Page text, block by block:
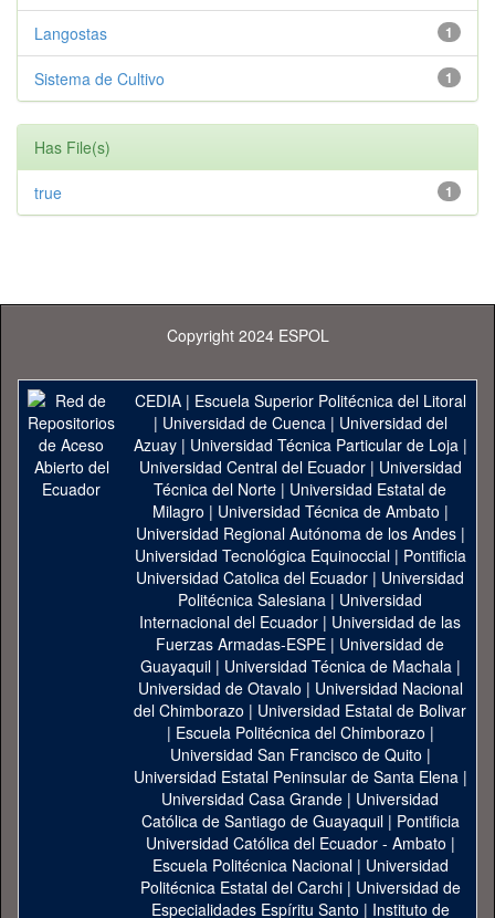
1
Langostas
1
Sistema de Cultivo
Has File(s)
1
true
Copyright 2024 ESPOL
CEDIA| Escuela Superior Politécnica del Litoral
| Universidad de Cuenca| Universidad del
Azuay| Universidad Técnica Particular de Loja|
Universidad Central del Ecuador| Universidad
Técnica del Norte | Universidad Estatal de
Milagro | Universidad Técnica de Ambato |
Universidad Regional Autónoma de los Andes|
Universidad Tecnológica Equinoccial| Pontificia
Universidad Catolica del Ecuador | Universidad
Politécnica Salesiana | Universidad
Internacional del Ecuador | Universidad de las
Fuerzas Armadas-ESPE | Universidad de
Guayaquil| Universidad Técnica de Machala|
Universidad de Otavalo | Universidad Nacional
del Chimborazo | Universidad Estatal de Bolivar
| Escuela Politécnica del Chimborazo |
Universidad San Francisco de Quito |
Universidad Estatal Peninsular de Santa Elena|
Universidad Casa Grande | Universidad
Católica de Santiago de Guayaquil| Pontificia
Universidad Católica del Ecuador - Ambato |
Escuela Politécnica Nacional| Universidad
Politécnica Estatal del Carchi| Universidad de
Especialidades Espíritu Santo | Instituto de